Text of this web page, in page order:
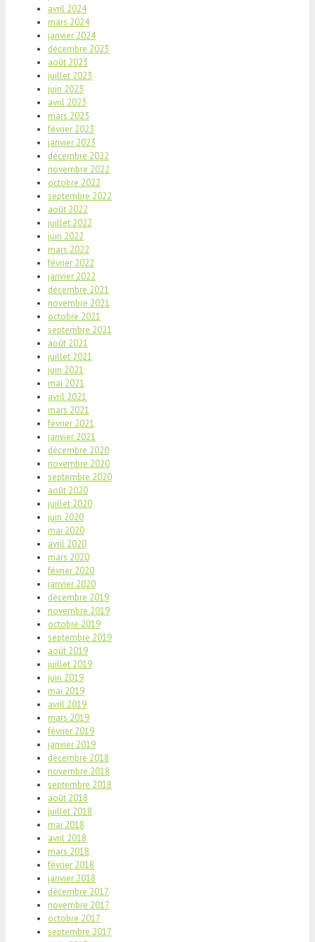
avril 2024
mars 2024
janvier 2024
décembre 2023
août 2023
juillet 2023
juin 2023
avril 2023
mars 2023
février 2023
janvier 2023
décembre 2022
novembre 2022
octobre 2022
septembre 2022
août 2022
juillet 2022
juin 2022
mars 2022
février 2022
janvier 2022
décembre 2021
novembre 2021
octobre 2021
septembre 2021
août 2021
juillet 2021
juin 2021
mai 2021
avril 2021
mars 2021
février 2021
janvier 2021
décembre 2020
novembre 2020
septembre 2020
août 2020
juillet 2020
juin 2020
mai 2020
avril 2020
mars 2020
février 2020
janvier 2020
décembre 2019
novembre 2019
octobre 2019
septembre 2019
août 2019
juillet 2019
juin 2019
mai 2019
avril 2019
mars 2019
février 2019
janvier 2019
décembre 2018
novembre 2018
septembre 2018
août 2018
juillet 2018
mai 2018
avril 2018
mars 2018
février 2018
janvier 2018
décembre 2017
novembre 2017
octobre 2017
septembre 2017